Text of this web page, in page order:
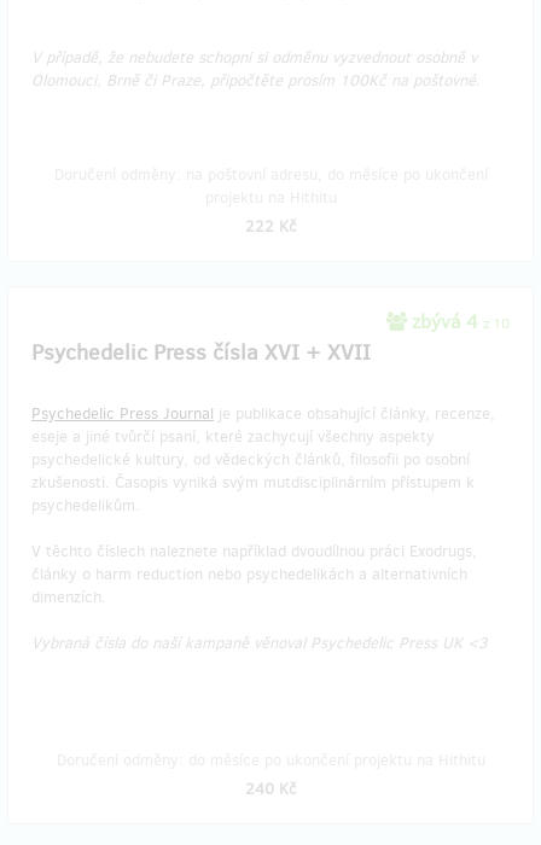
V případě, že nebudete schopni si odměnu vyzvednout osobně v
Olomouci, Brně či Praze, připočtěte prosím 100Kč na poštovné.
222 Kč
zbývá 4 z 10
Psychedelic Press čísla XVI + XVII
Psychedelic Press Journal je publikace obsahující články, recenze,
eseje a jiné tvůrčí psaní, které zachycují všechny aspekty
psychedelické kultury, od vědeckých článků, filosofii po osobní
zkušenosti. Časopis vyniká svým mutdisciplinárním přístupem k
psychedelikům.
V těchto číslech naleznete například dvoudílnou práci Exodrugs,
články o harm reduction nebo psychedelikách a alternativních
dimenzích.
Vybraná čísla do naší kampaně věnoval Psychedelic Press UK <3
240 Kč